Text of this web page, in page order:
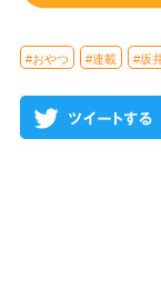
#おやつ #連載 #坂